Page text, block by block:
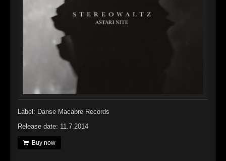
► Imperator
Oberer Totpunkt
►
Oberer Totpunkt
►
► Totentanz
Label: Danse Macabre Records
Release date: 11.7.2014
Buy now